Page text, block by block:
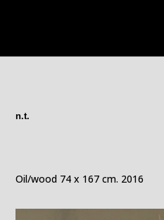
n.t.
Oil/wood 74 x 167 cm. 2016